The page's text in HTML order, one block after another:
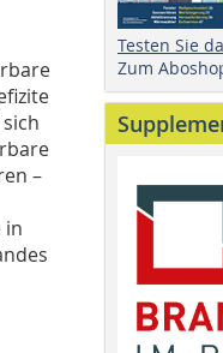
–
in
Testen Sie
Zum